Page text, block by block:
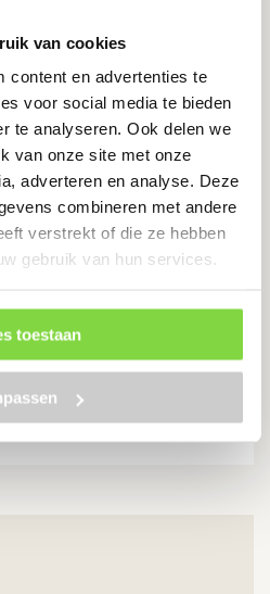
van cookies
content en advertenties te
voor social media te bieden
te analyseren. Ook delen we
van onze site met onze
adverteren en analyse. Deze
combineren met andere
verstrekt of die ze hebben
gebruik van hun services.
toestaan
Aqua Drain 100/50 T-
zwart aluminium rooster